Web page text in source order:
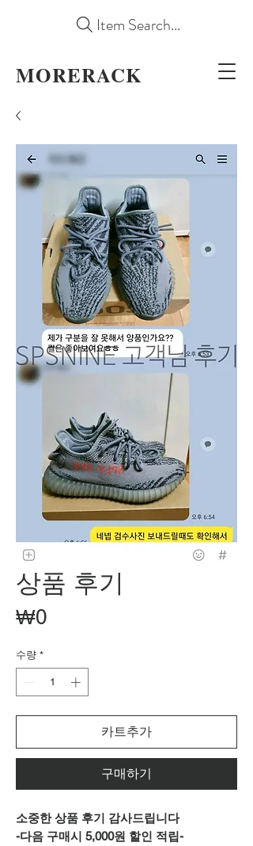
MORERACK
Item Search...
상품 후기
₩0가
수량 *
카트추가
구매하기
소중한 상품 후기 감사드립니다
-다음 구매시 5,000원 할인 적립-